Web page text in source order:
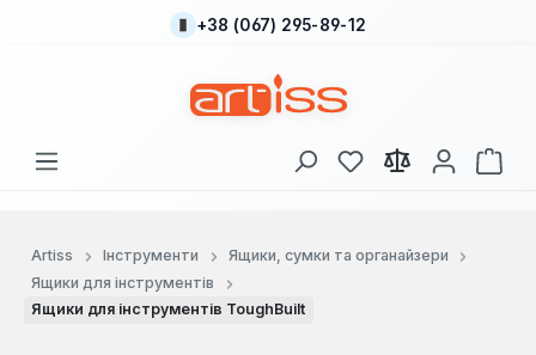
Перейти до основного вмісту
+38 (067) 295-89-12
У вас є 0 у списку
Artiss Інструменти
Ящики, сумки та органайзери
Ящики для інструментів
Ящики для інструментів ToughBuilt